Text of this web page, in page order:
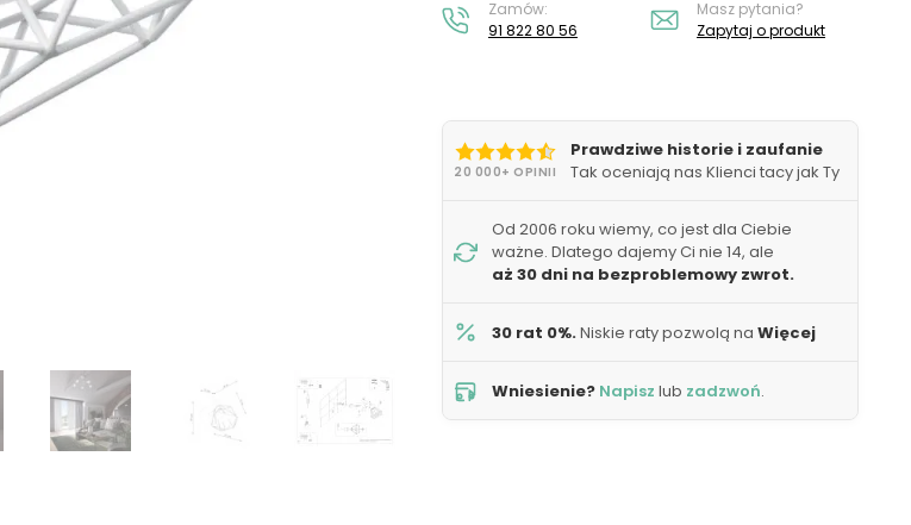
Zamów:
91 822 80 56
Masz pytania?
Zapytaj o produkt
20 000+ OPINII
Prawdziwe historie i zaufanie
Tak oceniają nas Klienci tacy jak Ty
Od 2006 roku wiemy, co jest dla Ciebie
ważne. Dlatego dajemy Ci nie 14, ale
aż 30 dni na bezproblemowy zwrot.
30 rat 0%.Niskie raty pozwolą na Więcej
Wniesienie? Napisz lub zadzwoń.